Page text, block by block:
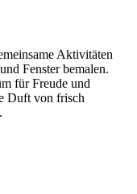
Aktivitäten
Fenster bemalen.
für Freude und
Duft von frisch